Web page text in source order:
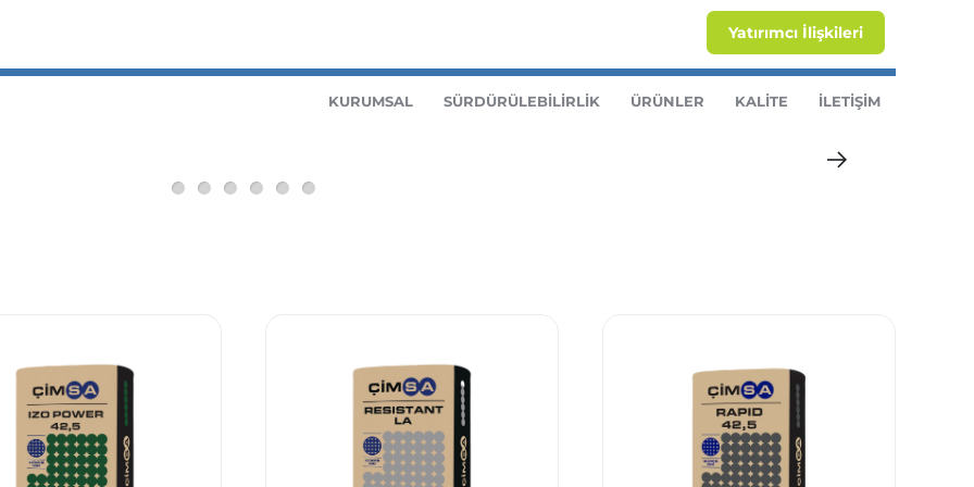
Yatırımcı İlişkileri
KURUMSAL SÜRDÜRÜLEBİLİRLİK ÜRÜNLER KALİTE İLETİŞİM